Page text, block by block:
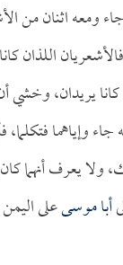
ومعه اثنان من
اللذان
يريدان،
وإياهما
ولا يعرف أنهما
أبا موسىعلى اليمن